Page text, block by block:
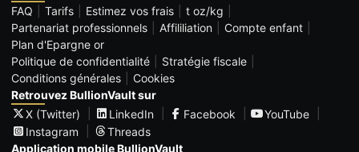
FAQ
Tarifs Estimez vos frais
t oz/kg
Partenariat professionnels
Affililiation
Compte enfant
Plan d'Epargne or
Politique de confidentialité
Stratégie fiscale
Conditions générales
Cookies
Retrouvez BullionVault sur
X (Twitter)
LinkedIn Facebook
YouTube
Instagram
Threads
Application mobile BullionVault